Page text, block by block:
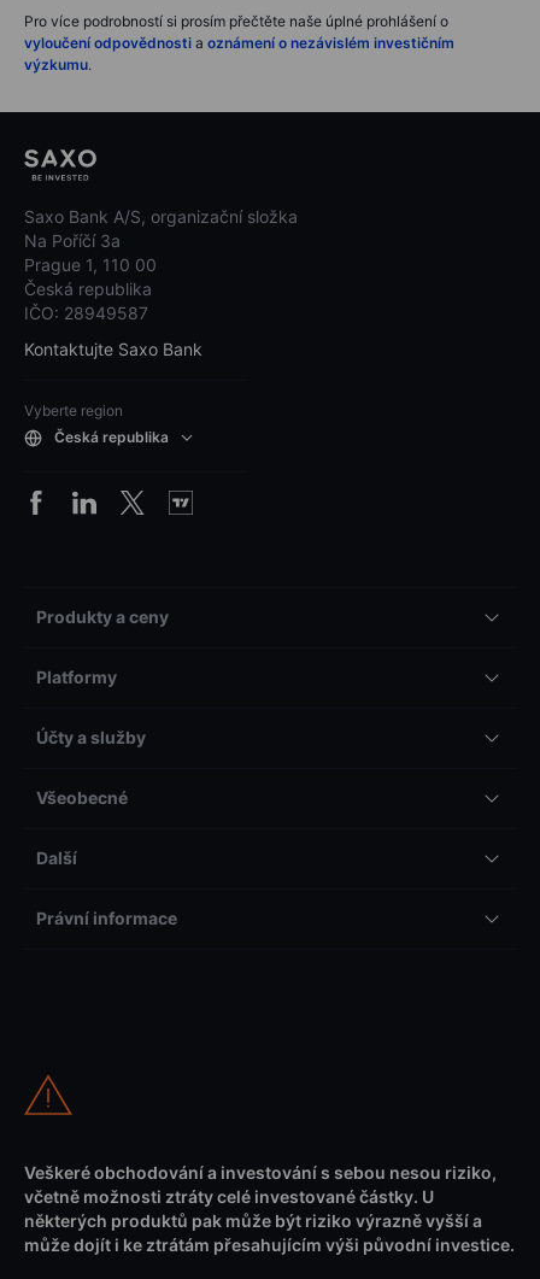
Pro více podrobností si prosím přečtěte naše úplné prohlášení o
vyloučení odpovědnosti a oznámení o nezávislém investičním
výzkumu.
Saxo Bank A/S, organizační složka
Na Poříčí 3a
Prague 1, 110 00
Česká republika
IČO: 28949587
Kontaktujte Saxo Bank
Vyberte region
Česká republika
Produkty a ceny
Platformy
Účty a služby
Všeobecné
Další
Právní informace
Veškeré obchodování a investování s sebou nesou riziko,
včetně možnosti ztráty celé investované částky. U
některých produktů pak může být riziko výrazně vyšší a
může dojít i ke ztrátám přesahujícím výši původní investice.